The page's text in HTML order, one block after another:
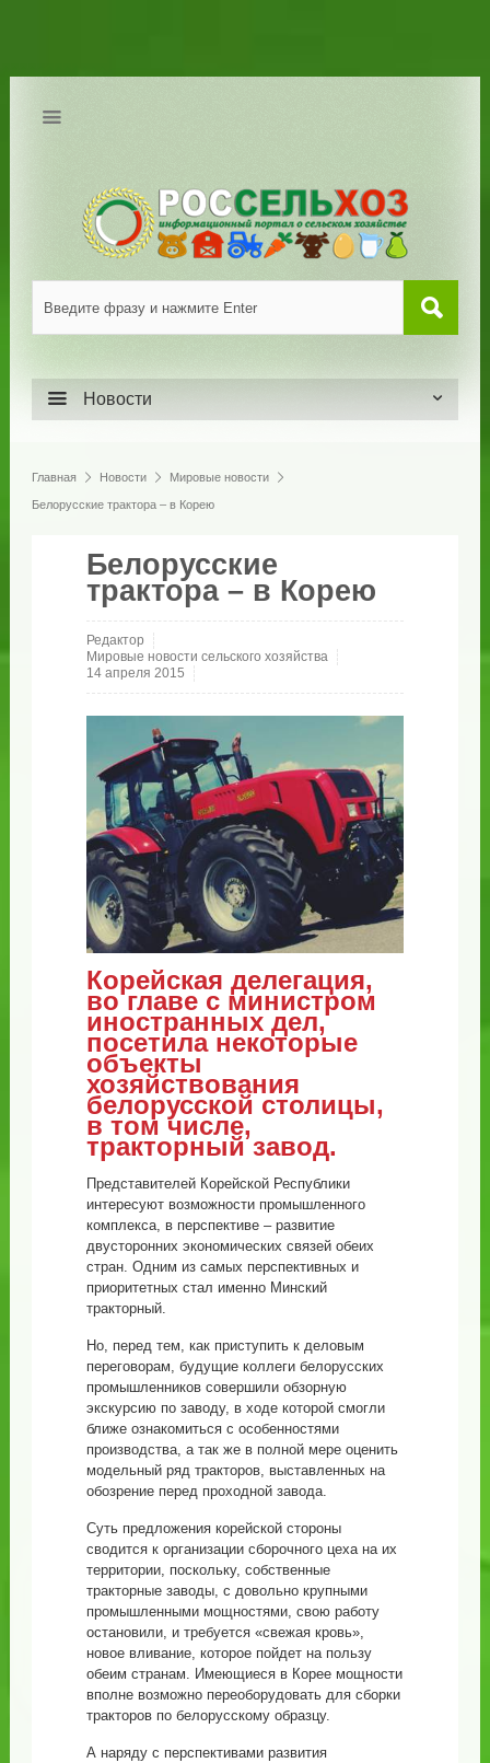
Новости
Главная Новости Мировые новости
Белорусские трактора – в Корею
Белорусские
трактора – в Корею
Редактор
Мировые новости сельского хозяйства
14 апреля 2015
Корейская делегация,
во главе с министром
иностранных дел,
посетила некоторые
объекты
хозяйствования
белорусской столицы,
в том числе,
тракторный завод.
Представителей Корейской Республики
интересуют возможности промышленного
комплекса, в перспективе – развитие
двусторонних экономических связей обеих
стран. Одним из самых перспективных и
приоритетных стал именно Минский
тракторный.
Но, перед тем, как приступить к деловым
переговорам, будущие коллеги белорусских
промышленников совершили обзорную
экскурсию по заводу, в ходе которой смогли
ближе ознакомиться с особенностями
производства, а так же в полной мере оценить
модельный ряд тракторов, выставленных на
обозрение перед проходной завода.
Суть предложения корейской стороны
сводится к организации сборочного цеха на их
территории, поскольку, собственные
тракторные заводы, с довольно крупными
промышленными мощностями, свою работу
остановили, и требуется «свежая кровь»,
новое вливание, которое пойдет на пользу
обеим странам. Имеющиеся в Корее мощности
вполне возможно переоборудовать для сборки
тракторов по белорусскому образцу.
А наряду с перспективами развития